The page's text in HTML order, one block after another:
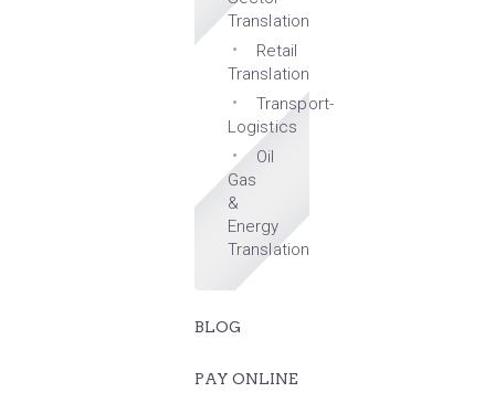
Translation
Retail
Translation
Transport-
Logistics
Oil
Gas
&
Energy
Translation
BLOG
PAY ONLINE